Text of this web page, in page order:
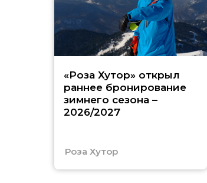
«Роза Хутор» открыл
раннее бронирование
зимнего сезона –
2026/2027
Роза Хутор